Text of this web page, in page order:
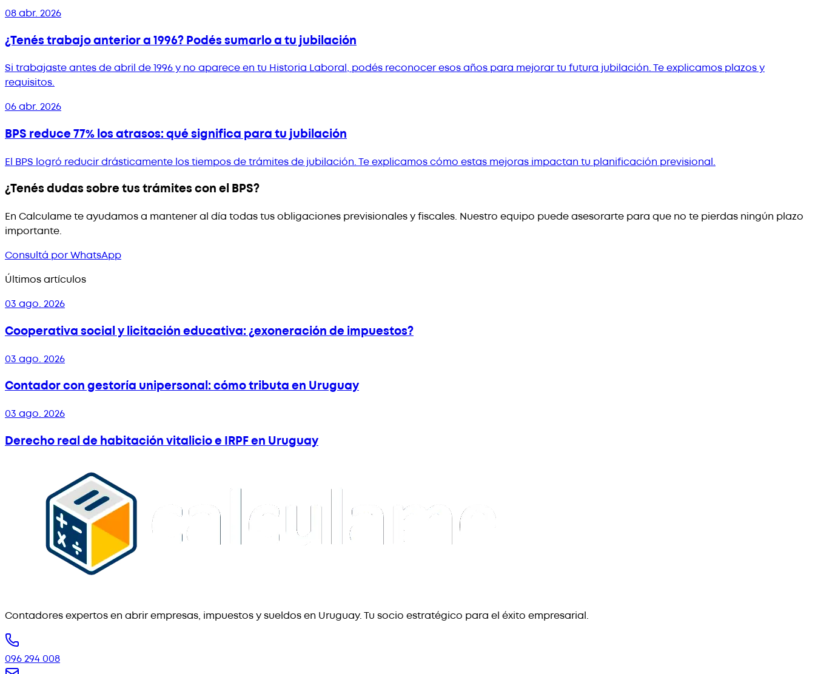
08 abr. 2026
¿Tenés trabajo anterior a 1996? Podés sumarlo a tu jubilación
Si trabajaste antes de abril de 1996 y no aparece en tu Historia Laboral, podés reconocer esos años para mejorar tu futura jubilación. Te explicamos plazos y
requisitos.
06 abr. 2026
BPS reduce 77% los atrasos: qué significa para tu jubilación
El BPS logró reducir drásticamente los tiempos de trámites de jubilación. Te explicamos cómo estas mejoras impactan tu planificación previsional.
¿Tenés dudas sobre tus trámites con el BPS?
En Calculame te ayudamos a mantener al día todas tus obligaciones previsionales y fiscales. Nuestro equipo puede asesorarte para que no te pierdas ningún plazo
importante.
Consultá por WhatsApp
Últimos artículos
03 ago. 2026
Cooperativa social y licitación educativa: ¿exoneración de impuestos?
03 ago. 2026
Contador con gestoría unipersonal: cómo tributa en Uruguay
03 ago. 2026
Derecho real de habitación vitalicio e IRPF en Uruguay
Contadores expertos en abrir empresas, impuestos y sueldos en Uruguay. Tu socio estratégico para el éxito empresarial.
096 294 008